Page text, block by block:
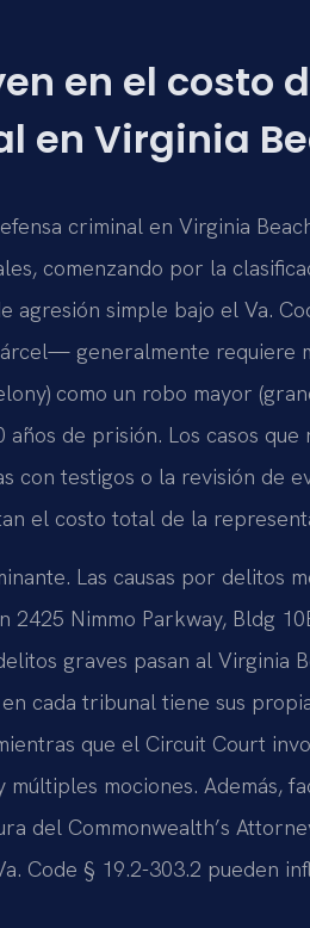
en el costo
en Virginia
criminal en Virginia
comenzando por la
agresión simple bajo el Va.
generalmente requiere
como un robo mayor
de prisión. Los casos
con testigos o la revisión de
el costo total de la
Las causas por delitos
Nimmo Parkway, Bldg
graves pasan al Virginia
cada tribunal tiene sus
que el Circuit Court
mociones. Además,
del Commonwealth’s
Code § 19.2-303.2 pueden